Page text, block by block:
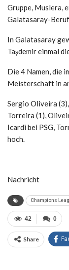
Gruppe, Muslera,
Galatasaray-
In Galatasaray
Taşdemir einmal
Die 4 Namen, die
Meisterschaft in
Sergio Oliveira
Torreira (1),
Icardi bei PSG,
hoch.
Nachricht
Champions
0
42
Share